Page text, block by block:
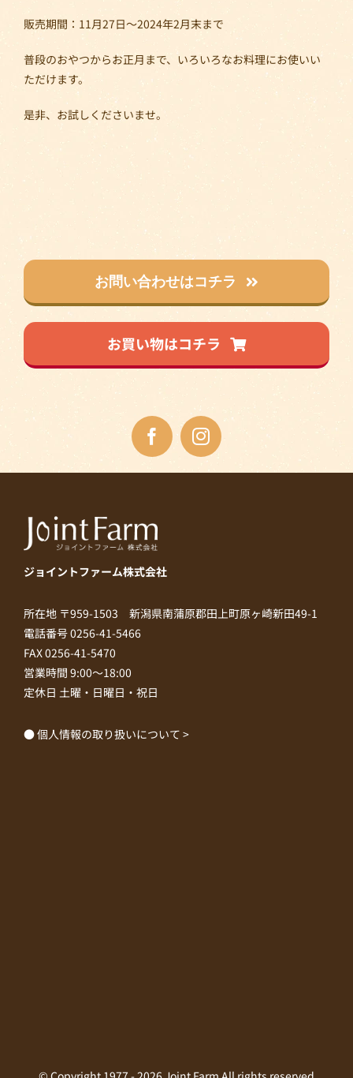
販売期間：11月27日～2024年2月末まで
普段のおやつからお正月まで、いろいろなお料理にお使いい
ただけます。
是非、お試しくださいませ。
お問い合わせはコチラ
お買い物はコチラ
ジョイントファーム株式会社
所在地 〒959-1503 新潟県南蒲原郡田上町原ヶ崎新田49-1
電話番号 0256-41-5466
FAX 0256-41-5470
営業時間 9:00～18:00
定休日 土曜・日曜日・祝日
● 個人情報の取り扱いについて >